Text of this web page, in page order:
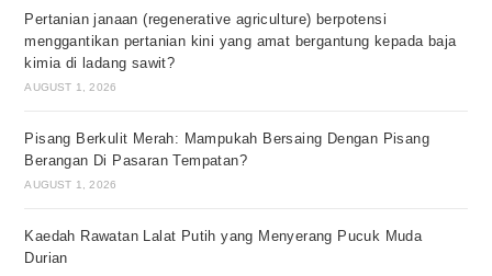
Pertanian janaan (regenerative agriculture) berpotensi
menggantikan pertanian kini yang amat bergantung kepada baja
kimia di ladang sawit?
AUGUST 1, 2026
Pisang Berkulit Merah: Mampukah Bersaing Dengan Pisang
Berangan Di Pasaran Tempatan?
AUGUST 1, 2026
Kaedah Rawatan Lalat Putih yang Menyerang Pucuk Muda
Durian